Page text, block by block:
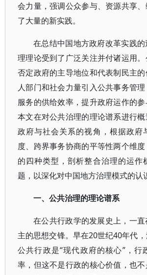
会力量，强调公众参与、资源共享
了大量的新实践。
在总结中国地方政府改革实践
理理论受到了广泛关注并付诸运用
否定政府的主导地位和代表制民主
人部门和社会力量引入公共事务管
服务的供给效率，提升政府运作的参
本文在对公共治理的理论谱系进行
政府与社会关系的视角，根据政府
度、跨界事务协商的平等性两个维
的四种类型，剖析整合治理的运作
题，以深化对中国地方治理模式的认
一、公共治理的理论谱系
在公共行政学的发展史上，一
主的思想交锋。早在20世纪40年代，
公共行政是“现代政府的核心”，行
率，但这不是行政的核心价值，也